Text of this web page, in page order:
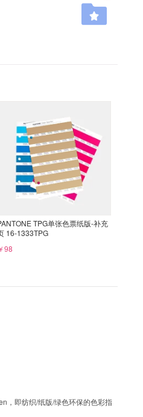
TPG单张色票纸版-补充
16-1333TPG
98
，即纺织/纸版/绿色环保的色彩指